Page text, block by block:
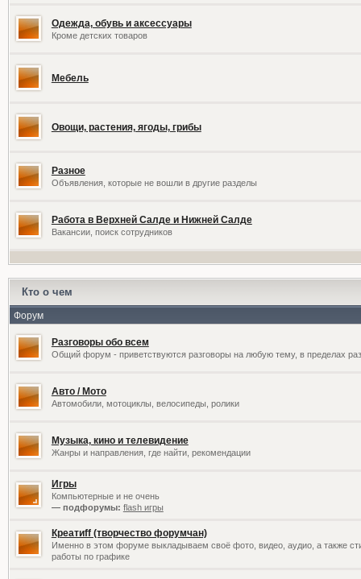
Одежда, обувь и аксессуары
Кроме детских товаров
Мебель
Овощи, растения, ягоды, грибы
Разное
Объявления, которые не вошли в другие разделы
Работа в Верхней Салде и Нижней Салде
Вакансии, поиск сотрудников
Кто о чем
Форум
Разговоры обо всем
Общий форум - приветствуются разговоры на любую тему, в пределах
Авто / Мото
Автомобили, мотоциклы, велосипеды, ролики
Музыка, кино и телевидение
Жанры и направления, где найти, рекомендации
Игры
Компьютерные и не очень
— подфорумы: flash игры
Креатиff (творчество форумчан)
Именно в этом форуме выкладываем своё фото, видео, аудио, а также
работы по графике